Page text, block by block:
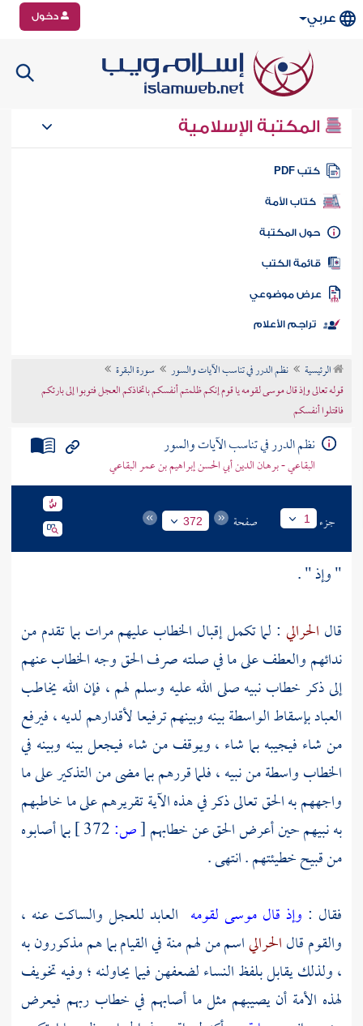
عربي دخول
المكتبة الإسلامية
كتب PDF
كتاب الأمة
المكتبة
الكتب
موضوعي
تراجم الأعلام
الرئيسية نظم الدرر في تناسب الآيات والسور
سورة البقرة
قوله تعالى وإذ قال موسى لقومه يا قوم إنكم ظلمتم أنفسكم باتخاذكم العجل فتوبوا إلى بارئكم
فاقتلوا أنفسكم
نظم الدرر في تناسب الآيات والسور
البقاعي - برهان الدين أبي الحسن إبراهيم بن عمر البقاعي
جزء 1 صفحة 372
" وإذ " .
قال الحرالي : لما تكمل إقبال الخطاب عليهم مرات بما تقدم من
ندائهم والعطف على ما في صلته صرف الحق وجه الخطاب عنهم
إلى ذكر خطاب نبيه صلى الله عليه وسلم لهم ، فإن الله يخاطب
العباد بإسقاط الواسطة بينه وبينهم ترفيعا لأقدارهم لديه ، فيرفع
من شاء فيجيبه بما شاء ، ويوقف من شاء فيجعل بينه وبينه في
الخطاب واسطة من نبيه ، فلما قررهم بما مضى من التذكير على ما
واجههم به الحق تعالى ذكر في هذه الآية تقريرهم على ما خاطبهم
به نبيهم حين أعرض الحق عن خطابهم[ص:
بما أصابوه
من قبيح خطيئتهم . انتهى .
فقال : وإذ قال موسى لقومه العابد للعجل والساكت عنه ،
والقوم قالالحرالياسم من لهم منة في القيام بما هم مذكورون به
، ولذلك يقابل بلفظ النساء لضعفهن فيما يحاولنه ؛ وفيه تخويف
لهذه الأمة أن يصيبهم مثل ما أصابهم في خطاب ربهم فيعرض